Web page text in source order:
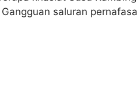
saluran